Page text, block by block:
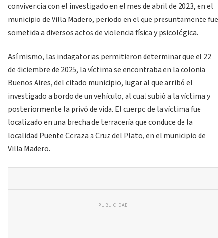
convivencia con el investigado en el mes de abril de 2023, en el
municipio de Villa Madero, periodo en el que presuntamente fue
sometida a diversos actos de violencia física y psicológica.
Así mismo, las indagatorias permitieron determinar que el 22
de diciembre de 2025, la víctima se encontraba en la colonia
Buenos Aires, del citado municipio, lugar al que arribó el
investigado a bordo de un vehículo, al cual subió a la víctima y
posteriormente la privó de vida. El cuerpo de la víctima fue
localizado en una brecha de terracería que conduce de la
localidad Puente Coraza a Cruz del Plato, en el municipio de
Villa Madero.
PUBLICIDAD